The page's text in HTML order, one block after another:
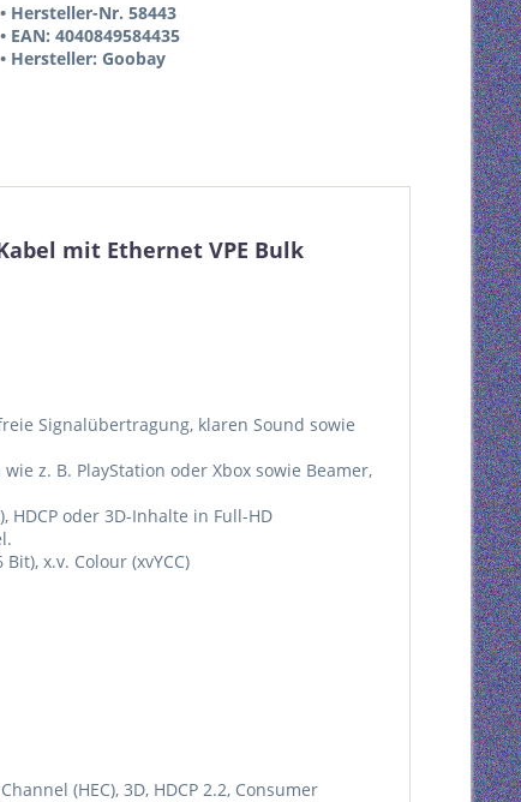
• Hersteller-Nr. 58443
• EAN: 4040849584435
• Hersteller: Goobay
mit Ethernet VPE Bulk
Signalübertragung, klaren Sound sowie
z. B. PlayStation oder Xbox sowie Beamer,
HDCP oder 3D-Inhalte in Full-HD
x.v. Colour (xvYCC)
(HEC), 3D, HDCP 2.2, Consumer